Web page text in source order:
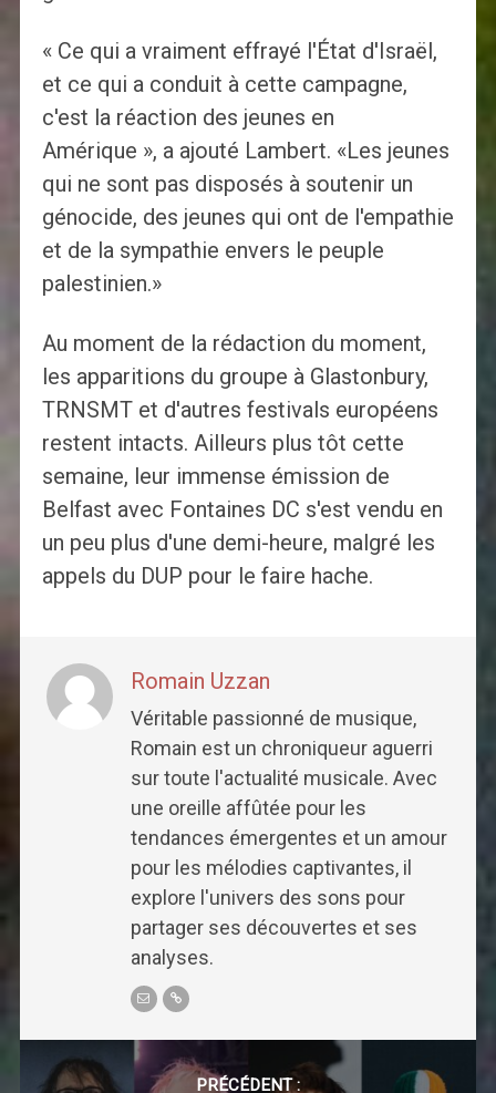
« Ce qui a vraiment effrayé l'État d'Israël,
et ce qui a conduit à cette campagne,
c'est la réaction des jeunes en
Amérique », a ajouté Lambert. «Les jeunes
qui ne sont pas disposés à soutenir un
génocide, des jeunes qui ont de l'empathie
et de la sympathie envers le peuple
palestinien.»
Au moment de la rédaction du moment,
les apparitions du groupe à Glastonbury,
TRNSMT et d'autres festivals européens
restent intacts. Ailleurs plus tôt cette
semaine, leur immense émission de
Belfast avec Fontaines DC s'est vendu en
un peu plus d'une demi-heure, malgré les
appels du DUP pour le faire hache.
Romain Uzzan
Véritable passionné de musique,
Romain est un chroniqueur aguerri
sur toute l'actualité musicale. Avec
une oreille affûtée pour les
tendances émergentes et un amour
pour les mélodies captivantes, il
explore l'univers des sons pour
partager ses découvertes et ses
analyses.
Post
PRÉCÉDENT :